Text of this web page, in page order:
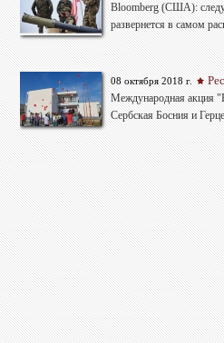
Bloomberg (США):
развернется в самом
08 октября 2018 г.
Международная акция
Сербская Босния и